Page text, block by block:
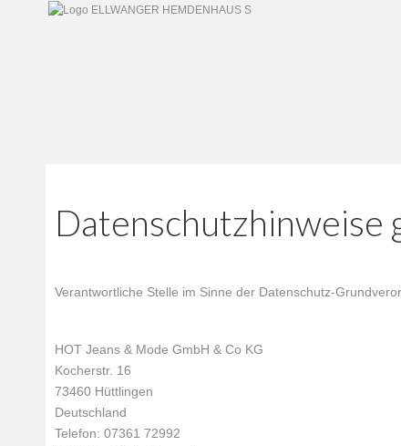
Datenschutzhinweise
Verantwortliche Stelle im Sinne der Datenschutz-
HOT Jeans & Mode GmbH & Co KG
Kocherstr. 16
73460 Hüttlingen
Deutschland
Telefon: 07361 72992